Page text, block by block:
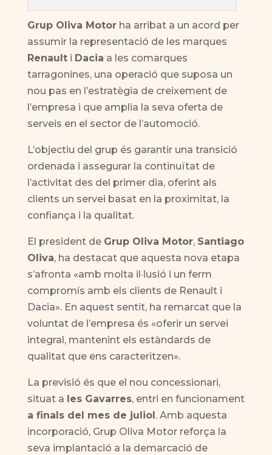
Grup Oliva Motorha arribat a un acord per
assumir la representació de les marques
Renaulti Dacia a les comarques
tarragonines, una operació que suposa un
nou pas en l’estratègia de creixement de
l’empresa i que amplia la seva oferta de
serveis en el sector de l’automoció.
L’objectiu del grup és garantir una transició
ordenada i assegurar la continuïtat de
l’activitat des del primer dia, oferint als
clients un servei basat en la proximitat, la
confiança i la qualitat.
El president de Grup Oliva Motor, Santiago
Oliva, ha destacat que aquesta nova etapa
s’afronta «amb molta il·lusió i un ferm
compromís amb els clients de Renault i
Dacia». En aquest sentit, ha remarcat que la
voluntat de l’empresa és «oferir un servei
integral, mantenint els estàndards de
qualitat que ens caracteritzen».
La previsió és que el nou concessionari,
situat a les Gavarres, entri en funcionament
a finals del mes de juliol . Amb aquesta
incorporació, Grup Oliva Motor reforça la
seva implantació a la demarcació de